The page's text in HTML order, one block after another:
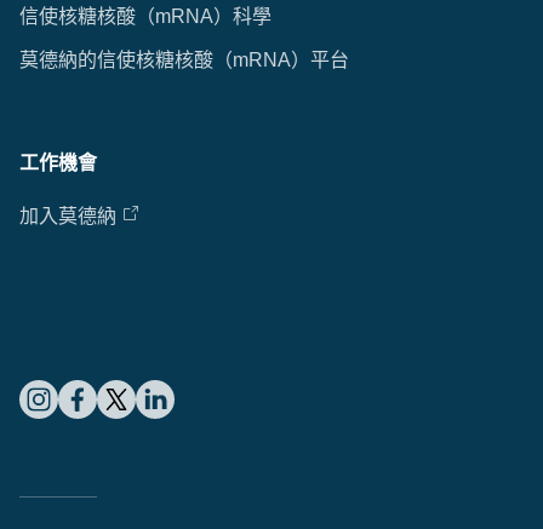
信使核糖核酸（mRNA）科學
莫德納的信使核糖核酸（mRNA）平台
工作機會
加入莫德納